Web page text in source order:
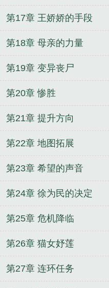
第17章 王娇娇的手段
第18章 母亲的力量
第19章 变异丧尸
第20章 惨胜
第21章 提升方向
第22章 地图拓展
第23章 希望的声音
第24章 徐为民的决定
第25章 危机降临
第26章 猫女妤莲
第27章 连环任务